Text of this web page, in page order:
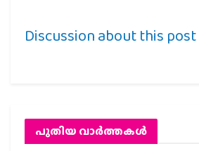
Discussion about this post
പുതിയ വാര്‍ത്തകള്‍